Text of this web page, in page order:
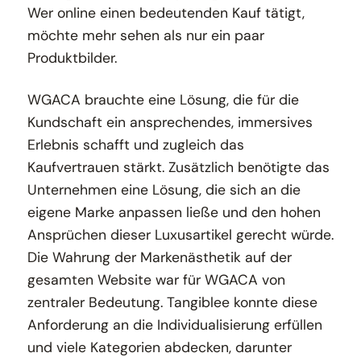
Wer online einen bedeutenden Kauf tätigt,
möchte mehr sehen als nur ein paar
Produktbilder.
WGACA brauchte eine Lösung, die für die
Kundschaft ein ansprechendes, immersives
Erlebnis schafft und zugleich das
Kaufvertrauen stärkt. Zusätzlich benötigte das
Unternehmen eine Lösung, die sich an die
eigene Marke anpassen ließe und den hohen
Ansprüchen dieser Luxusartikel gerecht würde.
Die Wahrung der Markenästhetik auf der
gesamten Website war für WGACA von
zentraler Bedeutung. Tangiblee konnte diese
Anforderung an die Individualisierung erfüllen
und viele Kategorien abdecken, darunter